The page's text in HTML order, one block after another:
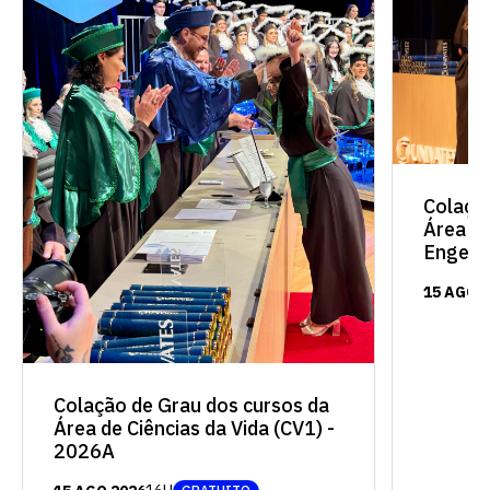
Colação de Grau dos cursos da
Área de Ciências da Vida (CV1) -
2026A
Área
15 AGO
Escolha a vaga que você
quer concorrer:
vagas para início de curso
vagas a partir do 2º ano de curso